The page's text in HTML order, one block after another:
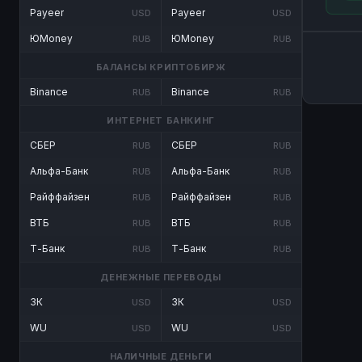
Payeer USD
ЮMoney RUB
Payeer USD
ЮMoney RUB
БАЛАНСЫ КРИПТОБИРЖ
Binance RUB Binance RUB
ИНТЕРНЕТ БАНКИНГ
СБЕР RUB
Альфа-Банк RUB
Райффайзен RUB
ВТБ RUB
Т-Банк RUB
СБЕР RUB
Альфа-Банк RUB
Райффайзен RUB
ВТБ RUB
Т-Банк RUB
ДЕНЕЖНЫЕ ПЕРЕВОДЫ
ЗК USD
WU USD
ЗК USD
WU USD
НАЛИЧНЫЕ ДЕНЬГИ